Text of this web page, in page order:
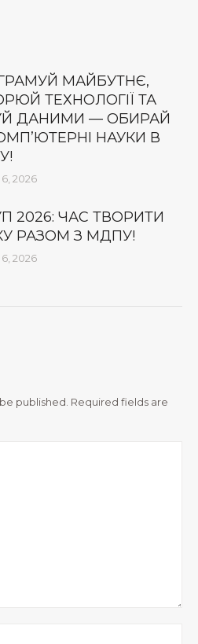
МАЙБУТНЄ,
ТЕХНОЛОГІЇ ТА
ДАНИМИ — ОБИРАЙ
НАУКИ В
2026
2026: ЧАС ТВОРИТИ
РАЗОМ З МДПУ!
2026
published. Required fields are